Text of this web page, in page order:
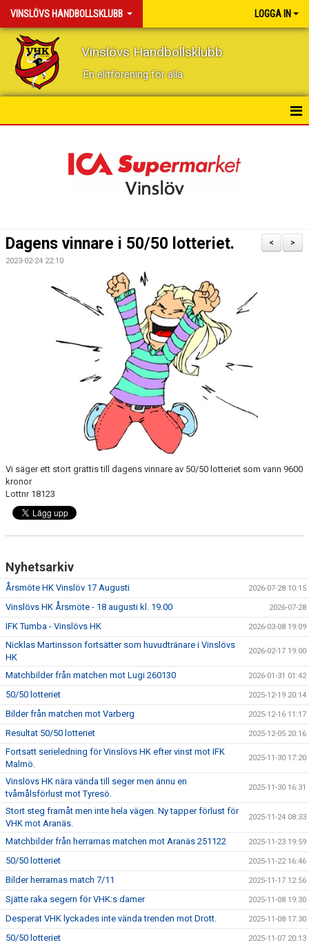
VINSLÖVS HANDBOLLSKLUBB LOGGA IN
Vinslövs Handbollsklubb
En elitförening för alla
BILDGALLERI
DOKUMENT
VHK SOCIALA MEDIER
VHK SHOP
TEAM 500
>
<
Dagens vinnare i 50/50 lotteriet.
2023-02-24 22:10
Vi säger ett stort grattis till dagens vinnare av 50/50 lotteriet som vann 9600
kronor
Lottnr 18123
Nyhetsarkiv
Årsmöte HK Vinslöv 17 Augusti 2026-07-28 10:15
Vinslövs HK Årsmöte - 18 augusti kl. 19.00 2026-07-28
IFK Tumba - Vinslövs HK 2026-03-08 19:09
Nicklas Martinsson fortsätter som huvudtränare i Vinslövs
HK
2026-02-17 19:00
Matchbilder från matchen mot Lugi 260130 2026-01-31 01:42
50/50 lotteriet 2025-12-19 20:14
Bilder från matchen mot Varberg 2025-12-16 11:17
Resultat 50/50 lotteriet 2025-12-05 20:16
Fortsatt serieledning för Vinslövs HK efter vinst mot IFK
Malmö.
2025-11-30 17:20
Vinslövs HK nära vända till seger men ännu en
tvåmålsförlust mot Tyresö.
2025-11-30 16:31
Stort steg framåt men inte hela vägen. Ny tapper förlust för
VHK mot Aranäs.
2025-11-24 08:33
Matchbilder från herrarnas matchen mot Aranäs 251122 2025-11-23 19:59
50/50 lotteriet 2025-11-22 16:46
Bilder herrarnas match 7/11 2025-11-17 12:56
Sjätte raka segern för VHK:s damer 2025-11-08 19:30
Desperat VHK lyckades inte vända trenden mot Drott. 2025-11-08 17:30
50/50 lotteriet 2025-11-07 20:13